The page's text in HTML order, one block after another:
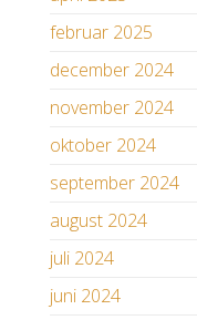
februar 2025
december 2024
november 2024
oktober 2024
september 2024
august 2024
juli 2024
juni 2024